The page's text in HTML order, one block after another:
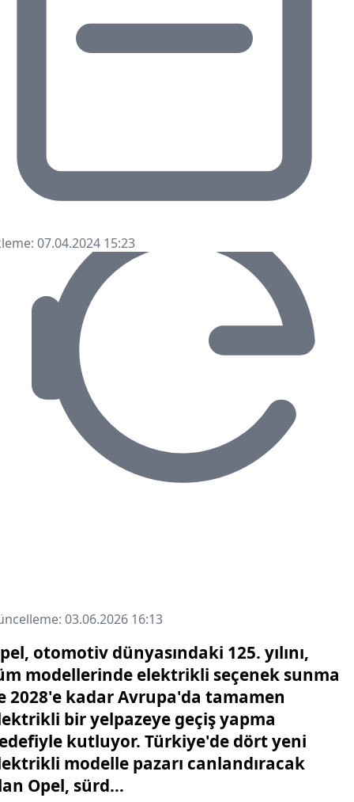
07.04.2024 15:23
03.06.2026 16:13
otomotiv dünyasındaki 125. yılını,
modellerinde elektrikli seçenek sunma
2028'e kadar Avrupa'da tamamen
bir yelpazeye geçiş yapma
kutluyor. Türkiye'de dört yeni
modelle pazarı canlandıracak
Opel, sürd...